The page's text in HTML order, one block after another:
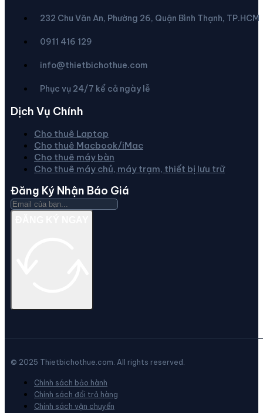
232 Chu Văn An, Phường 26, Quận Bình Thạnh, TP.HCM
0911 416 129
info@thietbichothue.com
Phục vụ 24/7 kể cả ngày lễ
Dịch Vụ Chính
Cho thuê Laptop
Cho thuê Macbook/iMac
Cho thuê máy bàn
Cho thuê máy chủ, máy trạm, thiết bị lưu trữ
Đăng Ký Nhận Báo Giá
© 2025 Thietbichothue.com. All rights reserved.
Chính sách bảo hành
Chính sách đổi trả hàng
Chính sách vận chuyển